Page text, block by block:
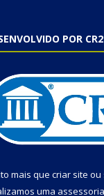
POR CR2
mais que criar site ou
uma assessoria